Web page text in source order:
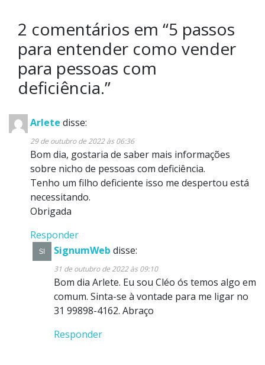
2 comentários em “5 passos
para entender como vender
para pessoas com
deficiência.”
Arlete disse:
29 de outubro de 2022 às 06:36
Bom dia, gostaria de saber mais informações
sobre nicho de pessoas com deficiência.
Tenho um filho deficiente isso me despertou está
necessitando.
Obrigada
Responder
SignumWeb disse:
31 de outubro de 2022 às 09:10
Bom dia Arlete. Eu sou Cléo ós temos algo em
comum. Sinta-se à vontade para me ligar no
31 99898-4162. Abraço
Responder